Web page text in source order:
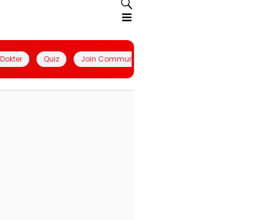
Quiz Join Community